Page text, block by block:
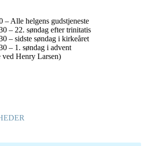
– Alle helgens gudstjeneste
– 22. søndag efter trinitatis
– sidste søndag i kirkeåret
– 1. søndag i advent
ved Henry Larsen)